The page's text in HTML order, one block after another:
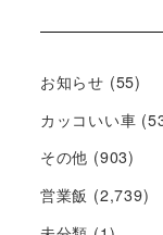
お知らせ (55)
カッコいい車
その他 (903)
営業飯 (2,739)